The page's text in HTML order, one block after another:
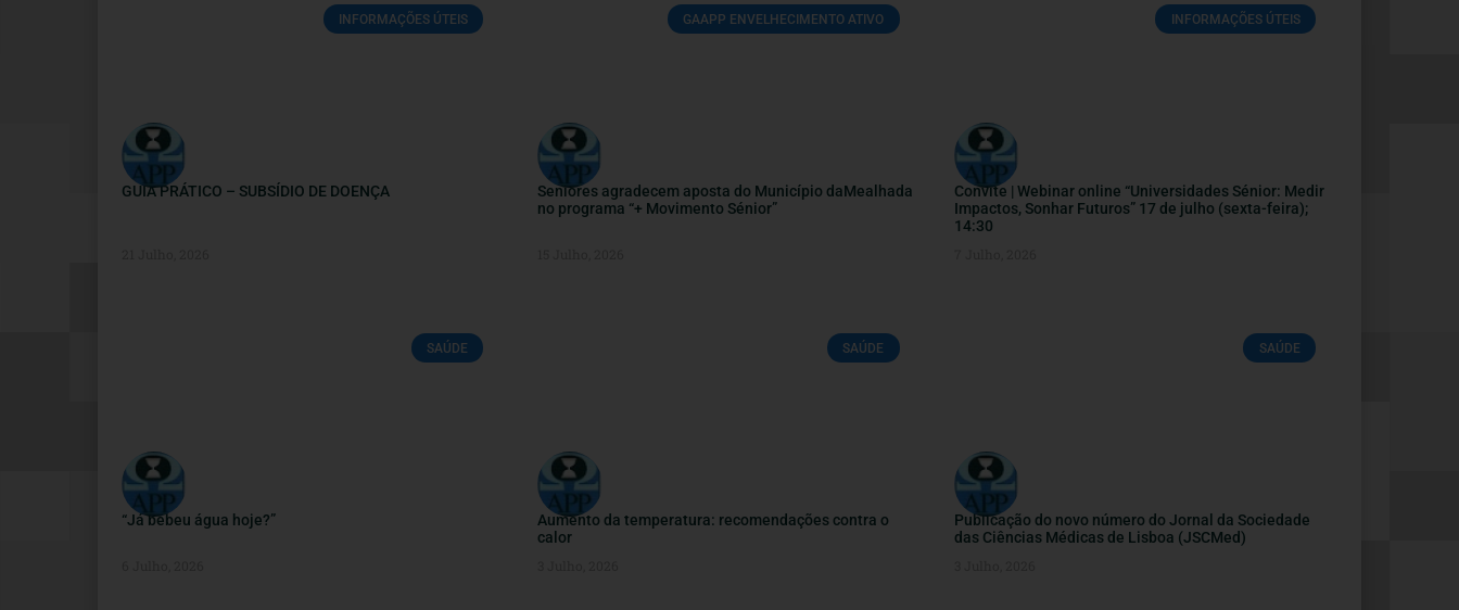
INFORMAÇÕES ÚTEIS
GUIA PRÁTICO – SUBSÍDIO DE DOENÇA
GAAPP ENVELHECIMENTO ATIVO
Seniores agradecem aposta do Município daMealhada
no programa “+ Movimento Sénior”
INFORMAÇÕES ÚTEIS
Convite | Webinar online “Universidades Sénior: Medir
Impactos, Sonhar Futuros” 17 de julho (sexta-feira);
14:30
SAÚDE
“Já bebeu água hoje?”
SAÚDE
Aumento da temperatura: recomendações contra o
calor
SAÚDE
Publicação do novo número do Jornal da Sociedade
das Ciências Médicas de Lisboa (JSCMed)